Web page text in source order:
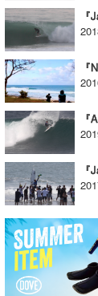
ハンマー
まっきー
三輪予報士
小川予報士
上田純子
上條将美
唐澤予報士
SancheZ
ゴン